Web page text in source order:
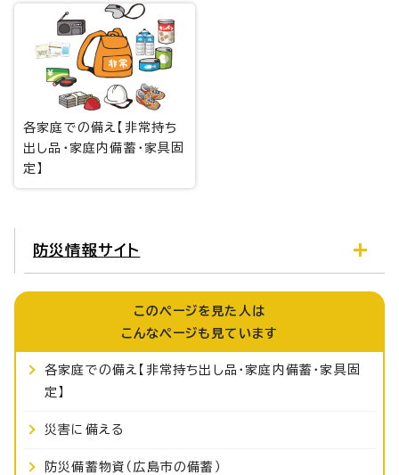
各家庭での備え【非常持ち
出し品・家庭内備蓄・家具固
定】
防災情報サイト
このページを見た人は
こんなページも見ています
各家庭での備え【非常持ち出し品・家庭内備蓄・家具固
定】
災害に備える
防災備蓄物資（広島市の備蓄）